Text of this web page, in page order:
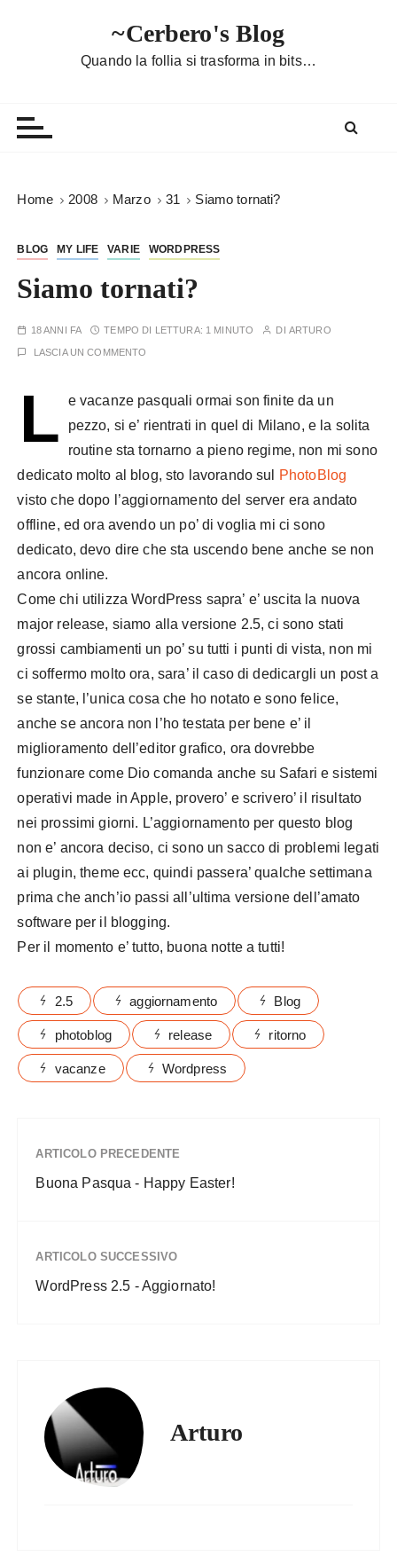
~Cerbero's Blog
Quando la follia si trasforma in bits…
Home 2008 Marzo 31 Siamo tornati?
BLOG MY LIFE VARIE WORDPRESS
Siamo tornati?
18 ANNI FA TEMPO DI LETTURA: 1 MINUTO DI ARTURO
LASCIA UN COMMENTO
L
e vacanze pasquali ormai son finite da un
pezzo, si e’ rientrati in quel di Milano, e la solita
routine sta tornarno a pieno regime, non mi sono
dedicato molto al blog, sto lavorando sul
PhotoBlog
visto che dopo l’aggiornamento del server era andato
offline, ed ora avendo un po’ di voglia mi ci sono
dedicato, devo dire che sta uscendo bene anche se non
ancora online.
Come chi utilizza WordPress sapra’ e’ uscita la nuova
major release, siamo alla versione 2.5, ci sono stati
grossi cambiamenti un po’ su tutti i punti di vista, non mi
ci soffermo molto ora, sara’ il caso di dedicargli un post a
se stante, l’unica cosa che ho notato e sono felice,
anche se ancora non l’ho testata per bene e’ il
miglioramento dell’editor grafico, ora dovrebbe
funzionare come Dio comanda anche su Safari e sistemi
operativi made in Apple, provero’ e scrivero’ il risultato
nei prossimi giorni. L’aggiornamento per questo blog
non e’ ancora deciso, ci sono un sacco di problemi legati
ai plugin, theme ecc, quindi passera’ qualche settimana
prima che anch’io passi all’ultima versione dell’amato
software per il blogging.
Per il momento e’ tutto, buona notte a tutti!
2.5 aggiornamento Blog
photoblog release ritorno
vacanze Wordpress
ARTICOLO PRECEDENTE
Buona Pasqua - Happy Easter!
ARTICOLO SUCCESSIVO
WordPress 2.5 - Aggiornato!
Arturo